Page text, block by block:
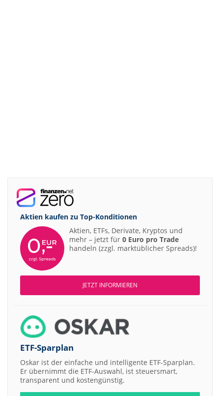
Aktien kaufen zu Top-Konditionen
Aktien, ETFs, Derivate, Kryptos und
mehr – jetzt für 0 Euro pro Trade
handeln (zzgl. marktüblicher Spreads)!
JETZT INFORMIEREN
ETF-Sparplan
Oskar ist der einfache und intelligente ETF-Sparplan.
Er übernimmt die ETF-Auswahl, ist steuersmart,
transparent und kostengünstig.